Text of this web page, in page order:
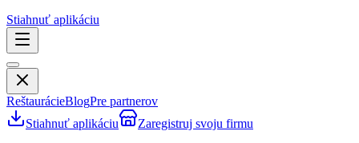
Stiahnuť aplikáciu
ReštaurácieBlogPre partnerov
Stiahnuť aplikáciu
Zaregistruj svoju firmu